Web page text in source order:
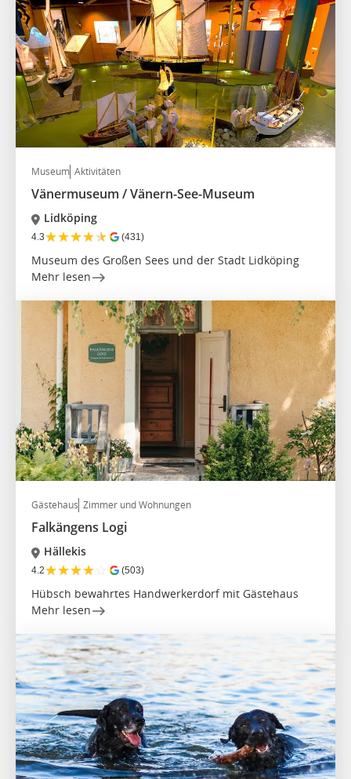
Museum Aktivitäten
Vänermuseum / Vänern-See-Museum
Lidköping
4.3★★★★★ (431)
Museum des Großen Sees und der Stadt Lidköping
Mehr lesen
Gästehaus Zimmer und Wohnungen
Falkängens Logi
Hällekis
4.2★★★★☆ (503)
Hübsch bewahrtes Handwerkerdorf mit Gästehaus
Mehr lesen